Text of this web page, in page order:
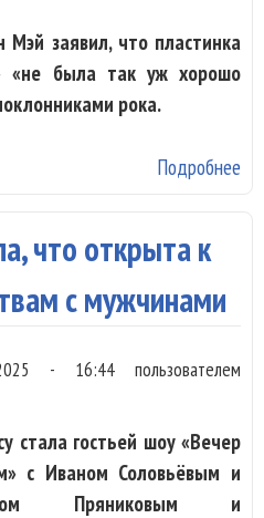
Мэй заявил, что пластинка
«не была так уж хорошо
рока.
Подробнее
что открыта к
с мужчинами
- 16:44пользователем
стала гостьей шоу «Вечер
с Иваном Соловьёвым и
Пряниковым и